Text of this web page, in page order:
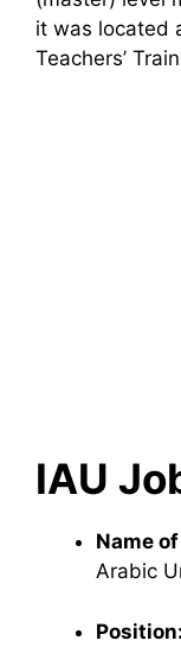
it was located
Teachers’
IAU
Name
Arabic
Position: